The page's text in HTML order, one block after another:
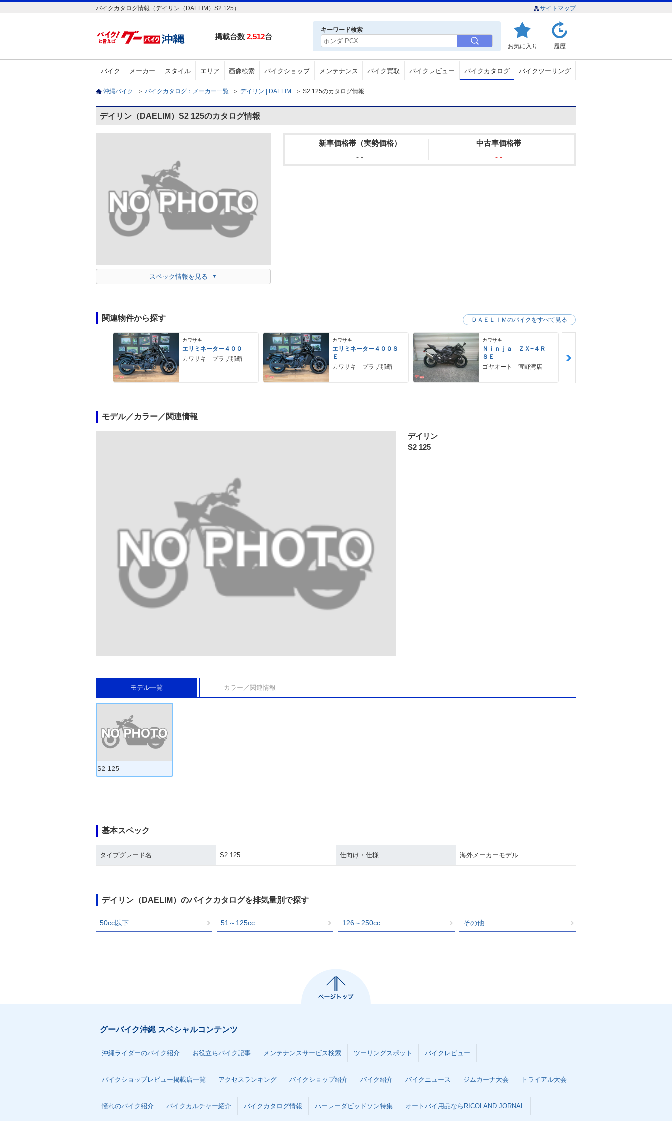
バイクカタログ情報（デイリン（DAELIM）S2 125） サイトマップ
掲載台数 2,512台
キーワード検索
お気に入り 履歴
バイク メーカー スタイル エリア 画像検索 バイクショップ メンテナンス バイク買取 バイクレビュー バイクカタログ バイクツーリング
沖縄バイク ＞ バイクカタログ：メーカー一覧 ＞ デイリン | DAELIM ＞ S2 125のカタログ情報
デイリン（DAELIM）S2 125のカタログ情報
スペック情報を見る
新車価格帯（実勢価格）
- -
中古車価格帯
- -
関連物件から探す
カワサキ
エリミネーター４００
カワサキ プラザ那覇
カワサキ
エリミネーター４００Ｓ
Ｅ
カワサキ プラザ那覇
カワサキ
Ｎｉｎｊａ ＺＸ−４Ｒ
ＳＥ
ゴヤオート 宜野湾店
ＤＡＥＬＩＭのバイクをすべて見る
モデル／カラー／関連情報
デイリン
S2 125
モデル一覧 カラー／関連情報
S2 125
基本スペック
タイプグレード名 S2 125 仕向け・仕様 海外メーカーモデル
デイリン（DAELIM）のバイクカタログを排気量別で探す
50cc以下 51～125cc 126～250cc その他
グーバイク沖縄 スペシャルコンテンツ
沖縄ライダーのバイク紹介 お役立ちバイク記事 メンテナンスサービス検索 ツーリングスポット バイクレビュー
バイクショップレビュー掲載店一覧 アクセスランキング バイクショップ紹介 バイク紹介 バイクニュース ジムカーナ大会 トライアル大会
憧れのバイク紹介 バイクカルチャー紹介 バイクカタログ情報 ハーレーダビッドソン特集 オートバイ用品ならRICOLAND JORNAL